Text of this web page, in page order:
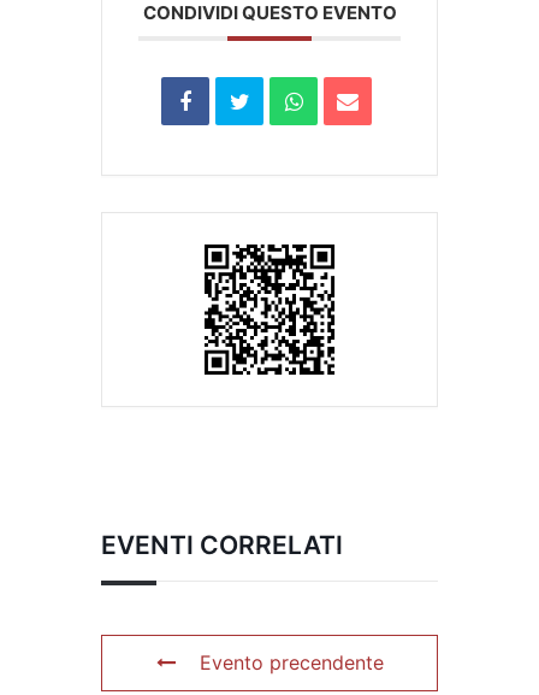
CONDIVIDI QUESTO EVENTO
EVENTI CORRELATI
Evento precendente